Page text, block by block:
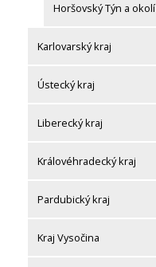
Horšovský Týn a okolí
Karlovarský kraj
Ústecký kraj
Liberecký kraj
Královéhradecký kraj
Pardubický kraj
Kraj Vysočina